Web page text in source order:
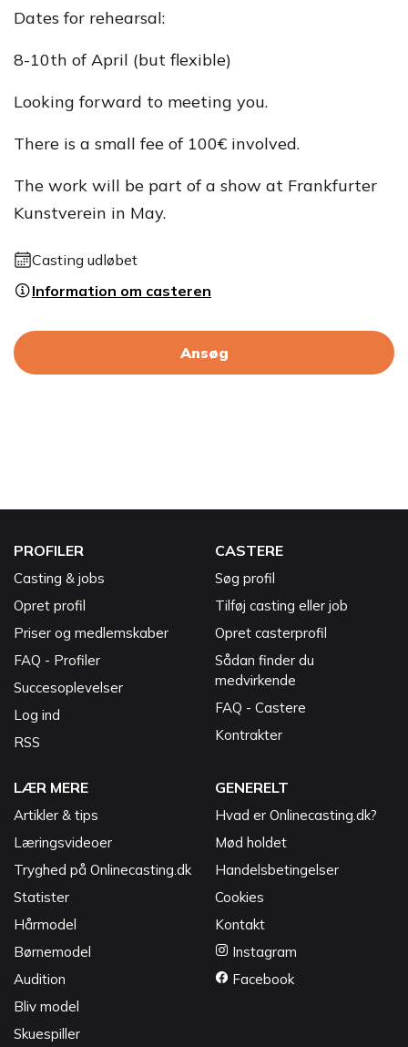
Dates for rehearsal:
8-10th of April (but flexible)
Looking forward to meeting you.
There is a small fee of 100€ involved.
The work will be part of a show at Frankfurter
Kunstverein in May.
Casting udløbet
Information om casteren
Ansøg
PROFILER
Casting & jobs
Opret profil
Priser og medlemskaber
FAQ - Profiler
Succesoplevelser
Log ind
RSS
CASTERE
Søg profil
Tilføj casting eller job
Opret casterprofil
Sådan finder du
medvirkende
FAQ - Castere
Kontrakter
LÆR MERE
Artikler & tips
Læringsvideoer
Tryghed på Onlinecasting.dk
Statister
Hårmodel
Børnemodel
Audition
Bliv model
Skuespiller
GENERELT
Hvad er Onlinecasting.dk?
Mød holdet
Handelsbetingelser
Cookies
Kontakt
Instagram
Facebook